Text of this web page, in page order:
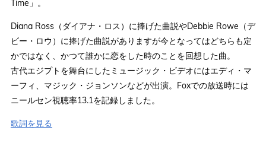
Time」。
Diana Ross（ダイアナ・ロス）に捧げた曲説やDebbie Rowe（デ
ビー・ロウ）に捧げた曲説がありますが今となってはどちらも定
かではなく、かつて誰かに恋をした時のことを回想した曲。
古代エジプトを舞台にしたミュージック・ビデオにはエディ・マ
ーフィ、マジック・ジョンソンなどが出演。Foxでの放送時には
ニールセン視聴率13.1を記録しました。
歌詞を見る